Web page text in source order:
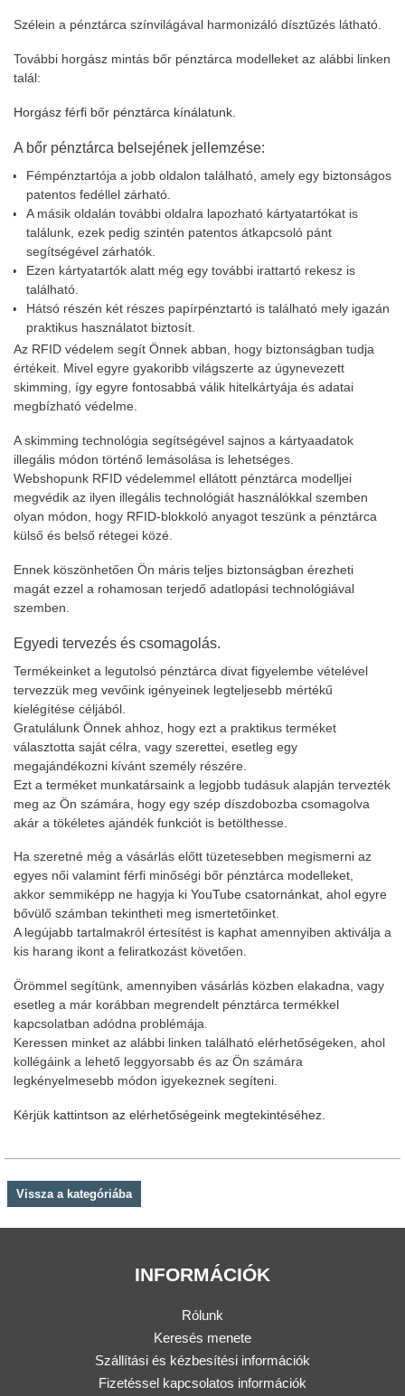
Szélein a pénztárca színvilágával harmonizáló dísztűzés látható.
További horgász mintás bőr pénztárca modelleket az alábbi linken
talál:
Horgász férfi bőr pénztárca kínálatunk.
A bőr pénztárca belsejének jellemzése:
Fémpénztartója a jobb oldalon található, amely egy biztonságos
patentos fedéllel zárható.
A másik oldalán további oldalra lapozható kártyatartókat is
találunk, ezek pedig szintén patentos átkapcsoló pánt
segítségével zárhatók.
Ezen kártyatartók alatt még egy további irattartó rekesz is
található.
Hátsó részén két részes papírpénztartó is található mely igazán
praktikus használatot biztosít.
Az RFID védelem segít Önnek abban, hogy biztonságban tudja
értékeit. Mivel egyre gyakoribb világszerte az úgynevezett
skimming, így egyre fontosabbá válik hitelkártyája és adatai
megbízható védelme.
A skimming technológia segítségével sajnos a kártyaadatok
illegális módon történő lemásolása is lehetséges.
Webshopunk RFID védelemmel ellátott pénztárca modelljei
megvédik az ilyen illegális technológiát használókkal szemben
olyan módon, hogy RFID-blokkoló anyagot teszünk a pénztárca
külső és belső rétegei közé.
Ennek köszönhetően Ön máris teljes biztonságban érezheti
magát ezzel a rohamosan terjedő adatlopási technológiával
szemben.
Egyedi tervezés és csomagolás.
Termékeinket a legutolsó pénztárca divat figyelembe vételével
tervezzük meg vevőink igényeinek legteljesebb mértékű
kielégítése céljából.
Gratulálunk Önnek ahhoz, hogy ezt a praktikus terméket
választotta saját célra, vagy szerettei, esetleg egy
megajándékozni kívánt személy részére.
Ezt a terméket munkatársaink a legjobb tudásuk alapján tervezték
meg az Ön számára, hogy egy szép díszdobozba csomagolva
akár a tökéletes ajándék funkciót is betölthesse.
Ha szeretné még a vásárlás előtt tüzetesebben megismerni az
egyes női valamint férfi minőségi bőr pénztárca modelleket,
akkor semmiképp ne hagyja ki YouTube csatornánkat, ahol egyre
bővülő számban tekintheti meg ismertetőinket.
A legújabb tartalmakról értesítést is kaphat amennyiben aktiválja a
kis harang ikont a feliratkozást követően.
Örömmel segítünk, amennyiben vásárlás közben elakadna, vagy
esetleg a már korábban megrendelt pénztárca termékkel
kapcsolatban adódna problémája.
Keressen minket az alábbi linken található elérhetőségeken, ahol
kollégáink a lehető leggyorsabb és az Ön számára
legkényelmesebb módon igyekeznek segíteni.
Kérjük kattintson az elérhetőségeink megtekintéséhez.
Vissza a kategóriába
INFORMÁCIÓK
Rólunk
Keresés menete
Szállítási és kézbesítési információk
Fizetéssel kapcsolatos információk